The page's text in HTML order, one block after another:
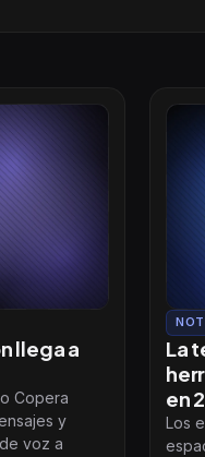
llega a
Copera
y
voz a
La
en
Los